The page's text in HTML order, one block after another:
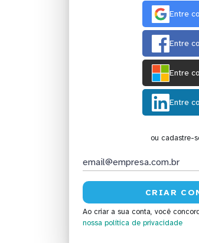
Entre
Entre
Entre
Entre
ou cadastre-
Ao criar a sua conta, você
nossa política de privacidade